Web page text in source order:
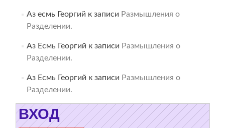
Аз есмь Георгий к записи Размышления о
Разделении.
Аз Есмь Георгий к записи Размышления о
Разделении.
Аз Есмь Георгий к записи Размышления о
Разделении.
ВХОД